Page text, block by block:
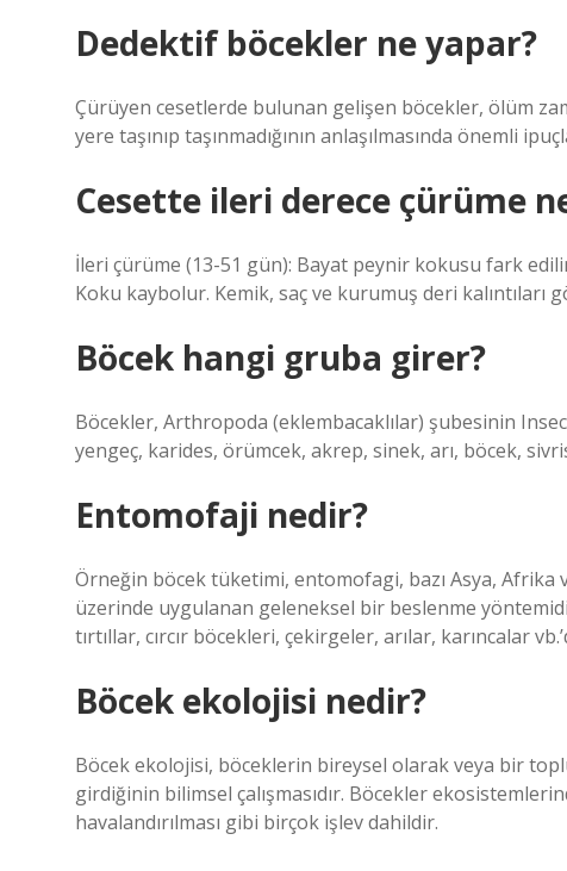
Dedektif böcekler ne yapar?
Çürüyen cesetlerde bulunan gelişen böcekler, ölüm
yere taşınıp taşınmadığının anlaşılmasında önemli
Cesette ileri derece çürüme
İleri çürüme (13-51 gün): Bayat peynir kokusu fark
Koku kaybolur. Kemik, saç ve kurumuş deri kalıntıları
Böcek hangi gruba girer?
Böcekler, Arthropoda (eklembacaklılar) şubesinin
yengeç, karides, örümcek, akrep, sinek, arı, böcek,
Entomofaji nedir?
Örneğin böcek tüketimi, entomofagi, bazı Asya, Afrika
üzerinde uygulanan geleneksel bir beslenme
tırtıllar, cırcır böcekleri, çekirgeler, arılar, karıncalar
Böcek ekolojisi nedir?
Böcek ekolojisi, böceklerin bireysel olarak veya bir
girdiğinin bilimsel çalışmasıdır. Böcekler
havalandırılması gibi birçok işlev dahildir.